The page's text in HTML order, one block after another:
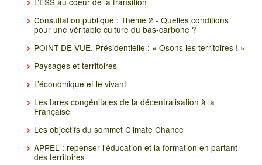
Consultation publique : Théme 2 - Quelles conditions
pour une véritable culture du bas-carbone ?
POINT DE VUE. Présidentielle : « Osons les territoires ! »
Paysages et territoires
L’économique et le vivant
Les tares congénitales de la décentralisation à la
Française
Les objectifs du sommet Climate Chance
APPEL : repenser l’éducation et la formation en partant
des territoires